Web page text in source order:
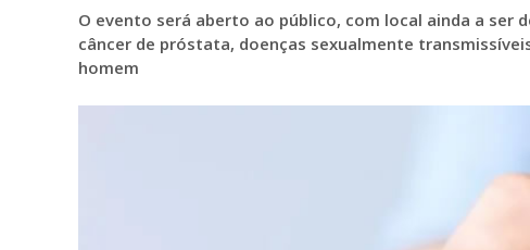
O evento será aberto ao público, com local ainda a ser
câncer de próstata, doenças sexualmente
homem